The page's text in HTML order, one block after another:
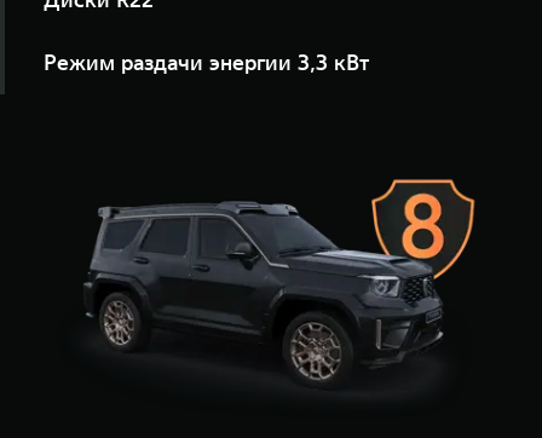
Брутальный дизайн в сочетании с мощными 22-
демонстрацию превосходства и стиля.
Режим раздачи энергии 3,3 кВт
такой мощностью вы не зависите от обстоятельств —
только от своих планов.